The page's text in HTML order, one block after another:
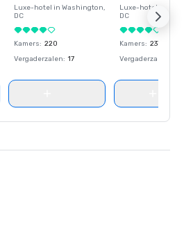
Luxe-hotel in Washington,
DC
Kamers: 220
Vergaderzalen: 17
Luxe-hotel in
DC
Kamers: 237
Vergaderzalen